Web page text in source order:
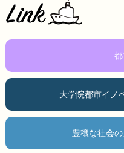
大学院都市イノ
豊穣な社会